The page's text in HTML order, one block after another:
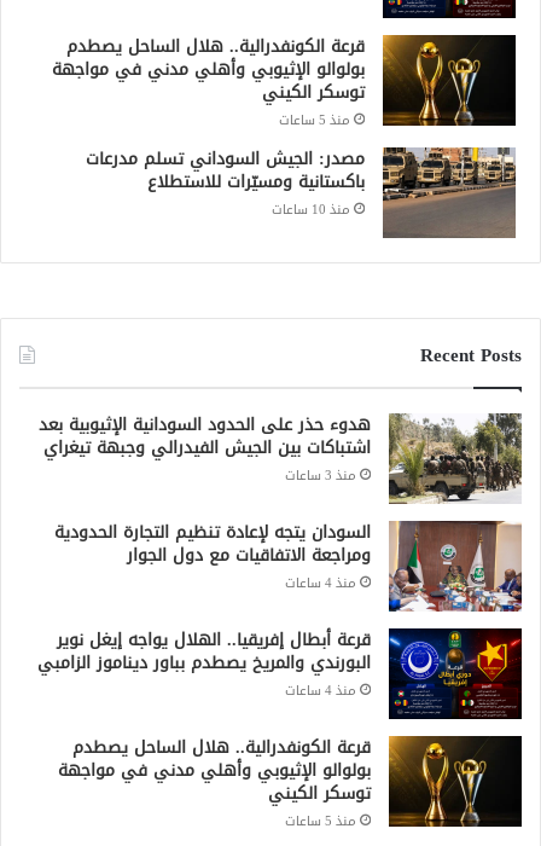
قرعة الكونفدرالية.. هلال الساحل يصطدم
بولوالو الإثيوبي وأهلي مدني في مواجهة
توسكر الكيني
منذ 5 ساعات
مصدر: الجيش السوداني تسلم مدرعات
باكستانية ومسيّرات للاستطلاع
منذ 10 ساعات
Recent Posts
هدوء حذر على الحدود السودانية الإثيوبية بعد
اشتباكات بين الجيش الفيدرالي وجبهة تيغراي
منذ 3 ساعات
السودان يتجه لإعادة تنظيم التجارة الحدودية
ومراجعة الاتفاقيات مع دول الجوار
منذ 4 ساعات
قرعة أبطال إفريقيا.. الهلال يواجه إيغل نوير
البورندي والمريخ يصطدم بباور ديناموز الزامبي
منذ 4 ساعات
قرعة الكونفدرالية.. هلال الساحل يصطدم
بولوالو الإثيوبي وأهلي مدني في مواجهة
توسكر الكيني
منذ 5 ساعات